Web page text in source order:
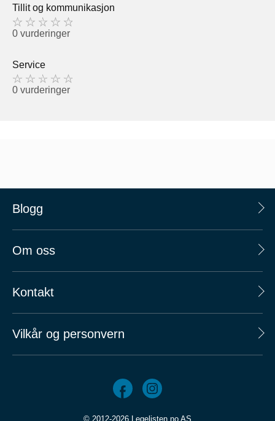
Tillit og kommunikasjon
0 vurderinger
Service
0 vurderinger
Blogg
Om oss
Kontakt
Vilkår og personvern
© 2012-2026 Legelisten.no AS